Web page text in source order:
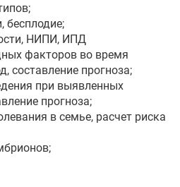
бесплодие;
НИПИ, ИПД
факторов во время
составление прогноза;
при выявленных
прогноза;
в семье, расчет риска